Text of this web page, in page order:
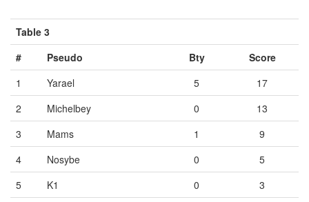
Table 3
#
Pseudo Bty
Score
1
Yarael 5
17
2
Michelbey 0
13
3
Mams 1
9
4
Nosybe 0
5
5
K1 0
3